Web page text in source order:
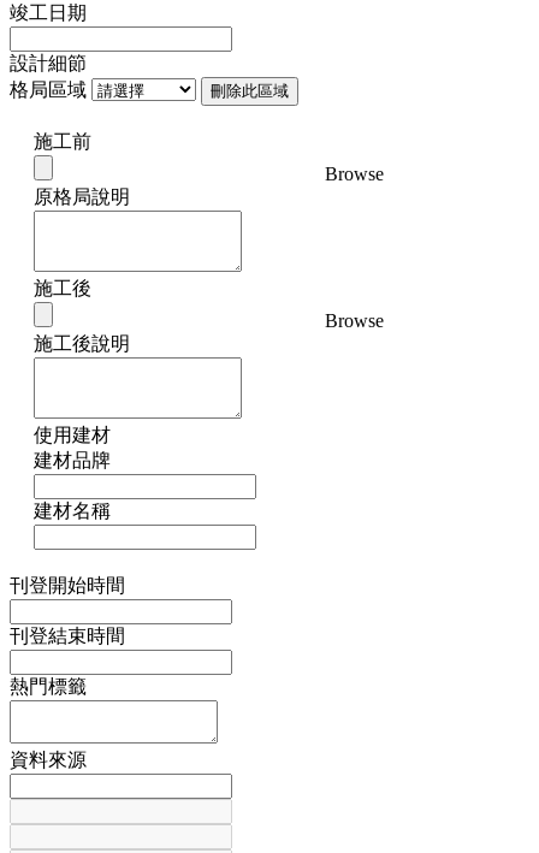
竣工日期
設計細節
格局區域
刪除此區域
施工前
Browse
原格局說明
施工後
Browse
施工後說明
使用建材
建材品牌
建材名稱
刊登開始時間
刊登結束時間
熱門標籤
資料來源